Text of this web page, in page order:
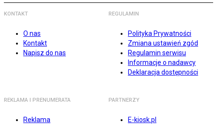
KONTAKT
O nas
Kontakt
Napisz do nas
REGULAMIN
Polityka Prywatności
Zmiana ustawień zgód
Regulamin serwisu
Informacje o nadawcy
Deklaracja dostępności
REKLAMA I PRENUMERATA
Reklama
PARTNERZY
E-kiosk.pl